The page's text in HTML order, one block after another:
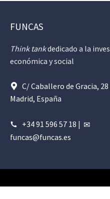
FUNCAS
Think tankdedicado a la
económica y social
C/ Caballero de Gracia, 28
Madrid, España
+34 91 596 57 18 |
funcas@funcas.es